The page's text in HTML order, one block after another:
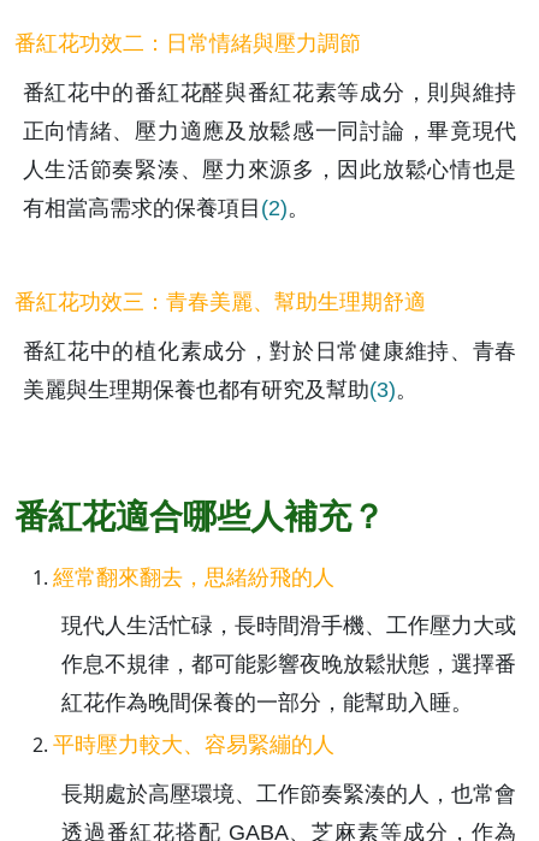
番紅花功效二：日常情緒與壓力調節
番紅花中的番紅花醛與番紅花素等成分，則與維持
正向情緒、壓力適應及放鬆感一同討論，畢竟現代
人生活節奏緊湊、壓力來源多，因此放鬆心情也是
有相當高需求的保養項目 (2)。
番紅花功效三：青春美麗、幫助生理期舒適
番紅花中的植化素成分，對於日常健康維持、青春
美麗與生理期保養也都有研究及幫助(3)。
番紅花適合哪些人補充？
經常翻來翻去，思緒紛飛的人
現代人生活忙碌，長時間滑手機、工作壓力大或
作息不規律，都可能影響夜晚放鬆狀態，選擇番
紅花作為晚間保養的一部分，能幫助入睡。
平時壓力較大、容易緊繃的人
長期處於高壓環境、工作節奏緊湊的人，也常會
透過番紅花搭配 GABA、芝麻素等成分，作為